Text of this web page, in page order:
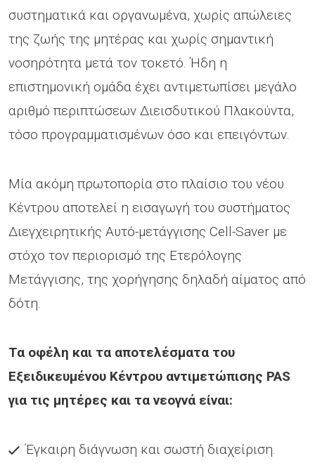
συστηματικά και οργανωμένα, χωρίς απώλειες
της ζωής της μητέρας και χωρίς σημαντική
νοσηρότητα μετά τον τοκετό. Ήδη η
επιστημονική ομάδα έχει αντιμετωπίσει μεγάλο
αριθμό περιπτώσεων Διεισδυτικού Πλακούντα,
τόσο προγραμματισμένων όσο και επειγόντων.
Μία ακόμη πρωτοπορία στο πλαίσιο του νέου
Κέντρου αποτελεί η εισαγωγή του συστήματος
Διεγχειρητικής Αυτό-μετάγγισης Cell-Saver με
στόχο τον περιορισμό της Ετερόλογης
Μετάγγισης, της χορήγησης δηλαδή αίματος από
δότη.
Τα οφέλη και τα αποτελέσματα του
Εξειδικευμένου Κέντρου αντιμετώπισης PAS
για τις μητέρες και τα νεογνά είναι:
Έγκαιρη διάγνωση και σωστή διαχείριση.